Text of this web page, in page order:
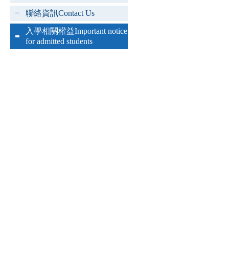
聯絡資訊Contact Us
入學相關權益Important notice
for admitted students